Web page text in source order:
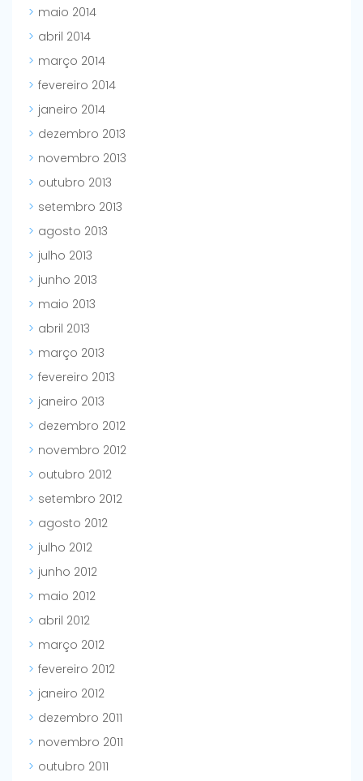
maio 2014
abril 2014
março 2014
fevereiro 2014
janeiro 2014
dezembro 2013
novembro 2013
outubro 2013
setembro 2013
agosto 2013
julho 2013
junho 2013
maio 2013
abril 2013
março 2013
fevereiro 2013
janeiro 2013
dezembro 2012
novembro 2012
outubro 2012
setembro 2012
agosto 2012
julho 2012
junho 2012
maio 2012
abril 2012
março 2012
fevereiro 2012
janeiro 2012
dezembro 2011
novembro 2011
outubro 2011